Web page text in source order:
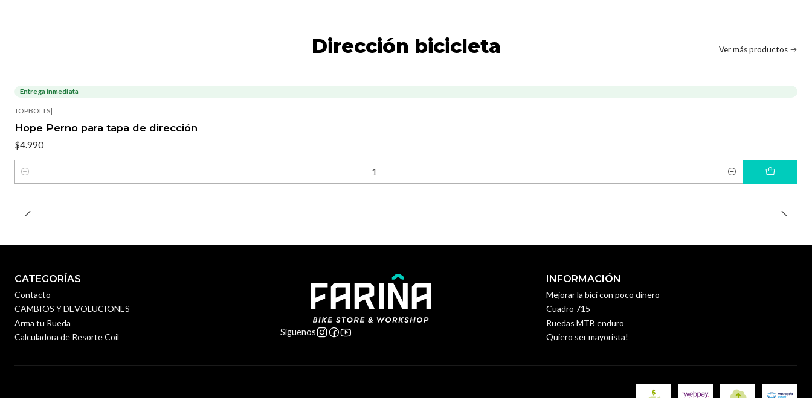
Dirección bicicleta Ver más productos
Entrega inmediata
TOPBOLTS|
Hope Perno para tapa de dirección
$4.990
Cantidad
CATEGORÍAS
Contacto
CAMBIOS Y DEVOLUCIONES
Arma tu Rueda
Calculadora de Resorte Coil
Síguenos
INFORMACIÓN
Mejorar la bici con poco dinero
Cuadro 715
Ruedas MTB enduro
Quiero ser mayorista!